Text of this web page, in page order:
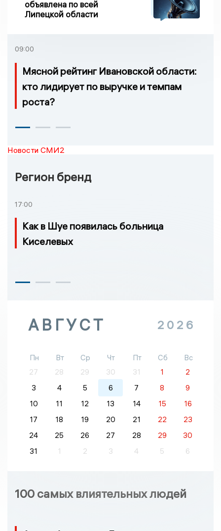
объявлена по всей
Липецкой области
09:00
Мясной рейтинг Ивановской области:
кто лидирует по выручке и темпам
роста?
Новости СМИ2
Регион бренд
17:00
Как в Шуе появилась больница
Киселевых
АВГУСТ 2026
Пн Вт Ср Чт Пт Сб
Вс
27
28 29 30 31 1
2
3
4 5 6 7 8
9
10
11 12 13 14 15
16
17
18 19 20 21 22
23
24
25 26 27 28 29
30
31
1 2 3 4 5 6
100 самых влиятельных людей